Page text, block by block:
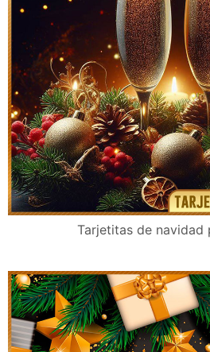
Tarjetitas de navidad